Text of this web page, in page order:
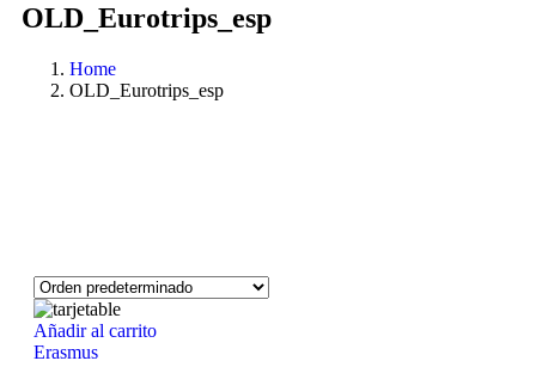
OLD_Eurotrips_esp
Home
OLD_Eurotrips_esp
Añadir al carrito
Erasmus